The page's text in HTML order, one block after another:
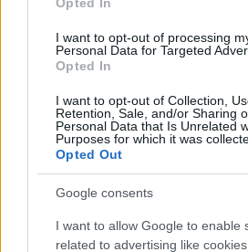
I want to opt-out of processing
Personal Data for Targeted
Opted In
I want to opt-out of Collection,
Retention, Sale, and/or Sharing
Personal Data that Is Unrelated
Purposes for which it was
Opted Out
Google consents
I want to allow Google to enable
related to advertising like
Κατά τον κ. Βαρβέρη, εξάλλου,
είναι βασικός παράγοντας
συντάξεων, ωστόσο δήλωσε